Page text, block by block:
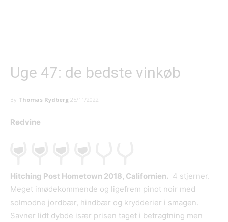
Uge 47: de bedste vinkøb
By Thomas Rydberg 25/11/2022
Rødvine
Hitching Post Hometown 2018, Californien. 4 stjerner.
Meget imødekommende og ligefrem pinot noir med
solmodne jordbær, hindbær og krydderier i smagen.
Savner lidt dybde især prisen taget i betragtning men